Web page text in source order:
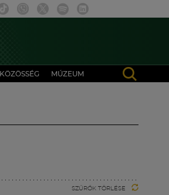
KÖZÖSSÉG MÚZEUM
SZŰRŐK TÖRLÉSE